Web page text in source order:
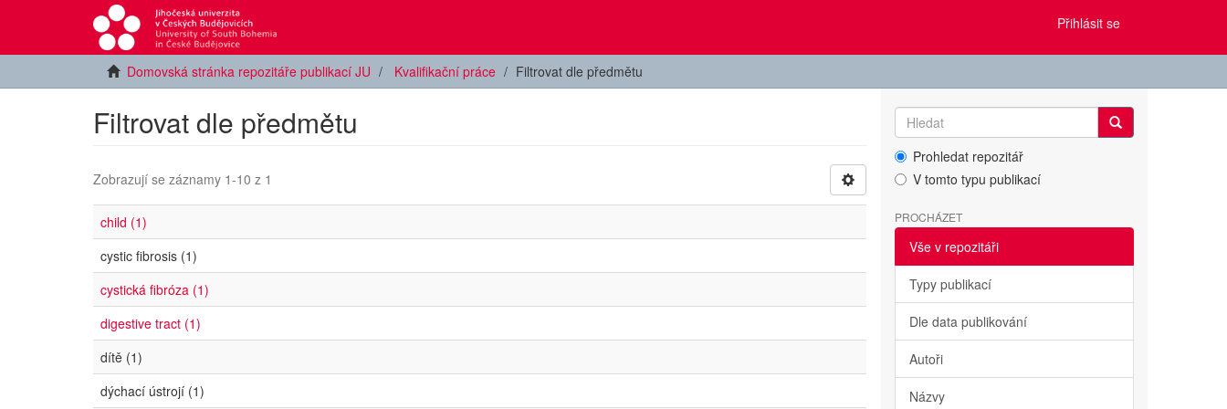
Přihlásit se
Domovská stránka repozitáře publikací JU Kvalifikační práce Filtrovat dle předmětu
Filtrovat dle předmětu
Zobrazují se záznamy 1-10 z 1
child (1)
cystic fibrosis (1)
cystická fibróza (1)
digestive tract (1)
dítě (1)
dýchací ústrojí (1)
Prohledat repozitář
V tomto typu publikací
PROCHÁZET
Vše v repozitáři
Typy publikací
Dle data publikování
Autoři
Názvy